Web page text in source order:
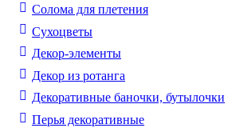
Солома для плетения
Cухоцветы
Декор-элементы
Декор из ротанга
Декоративные баночки, бутылочки
Перья декоративные